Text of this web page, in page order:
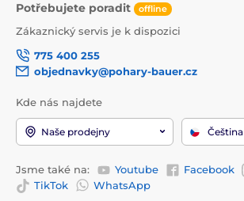
Potřebujete poradit offline
Zákaznický servis je k dispozici
775 400 255
objednavky@pohary-bauer.cz
Kde nás najdete
Naše prodejny Čeština
Jsme také na: Youtube Facebook
TikTok
WhatsApp